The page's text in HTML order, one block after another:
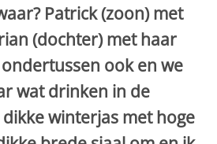
Patrick (zoon) met
(dochter) met haar
ook en we
wat drinken in de
winterjas met hoge